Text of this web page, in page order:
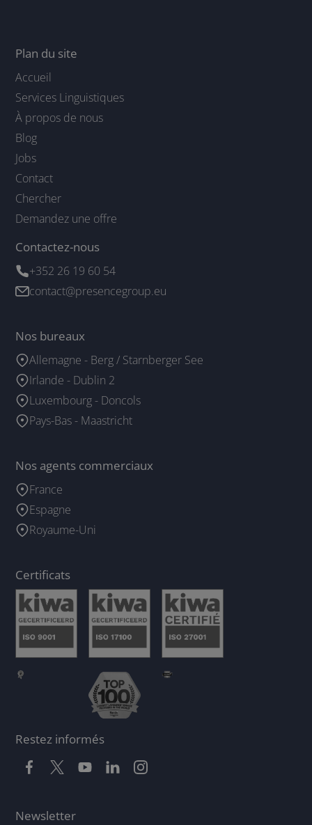
Plan du site
Accueil
Services Linguistiques
À propos de nous
Blog
Jobs
Contact
Chercher
Demandez une offre
Contactez-nous
+352 26 19 60 54
contact@presencegroup.eu
Nos bureaux
Allemagne - Berg / Starnberger See
Irlande - Dublin 2
Luxembourg - Doncols
Pays-Bas - Maastricht
Nos agents commerciaux
France
Espagne
Royaume-Uni
Certificats
Restez informés
Newsletter